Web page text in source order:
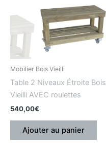
Mobilier Bois Vieilli
Table 2 Niveaux Étroite Bois
Vieilli AVEC roulettes
540,00€
Ajouter au panier